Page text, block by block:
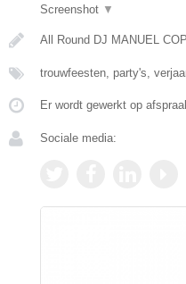
Screenshot ▼
All Round DJ MANUEL
trouwfeesten, party's,
Er wordt gewerkt op
Sociale media: